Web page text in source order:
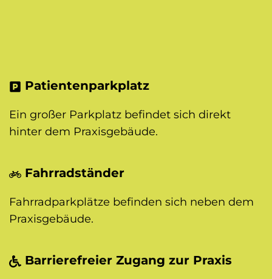
Patientenparkplatz
Ein großer Parkplatz befindet sich direkt
hinter dem Praxisgebäude.
Fahrradständer
Fahrradparkplätze befinden sich neben dem
Praxisgebäude.
Barrierefreier Zugang zur Praxis